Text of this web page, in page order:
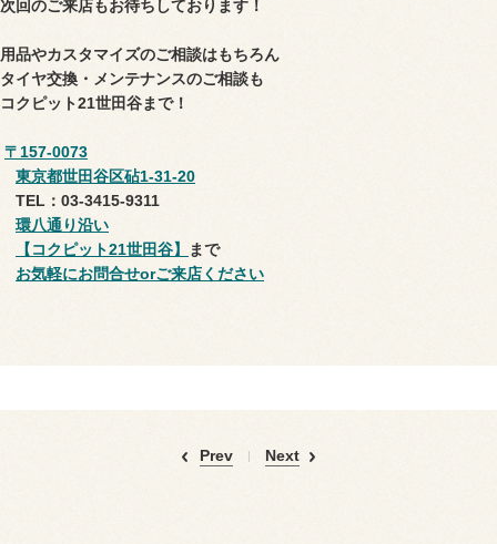
次回のご来店もお待ちしております！
用品やカスタマイズのご相談はもちろん
タイヤ交換・メンテナンスのご相談も
コクピット21世田谷まで！
〒157-0073
東京都世田谷区砧1-31-20
TEL：03-3415-9311
環八通り沿い
【コクピット21世田谷】
まで
お気軽にお問合せorご来店ください
Prev Next